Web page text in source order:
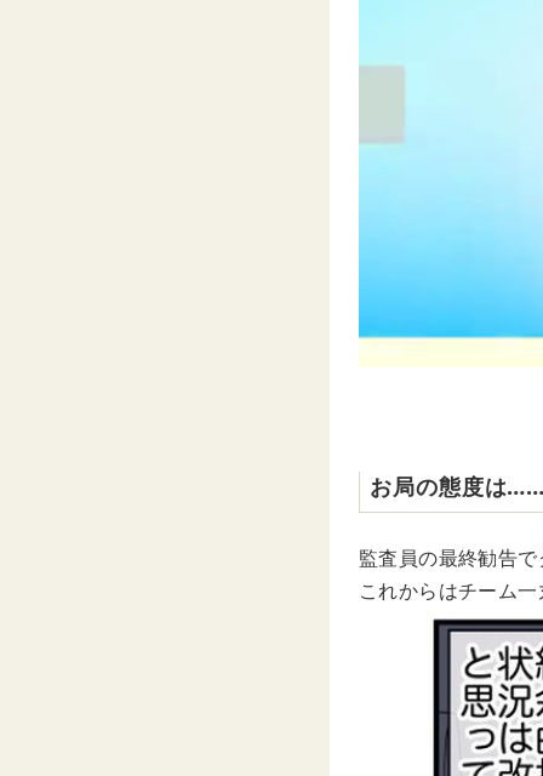
お局の態度は
監査員の最終勧告
これからはチーム